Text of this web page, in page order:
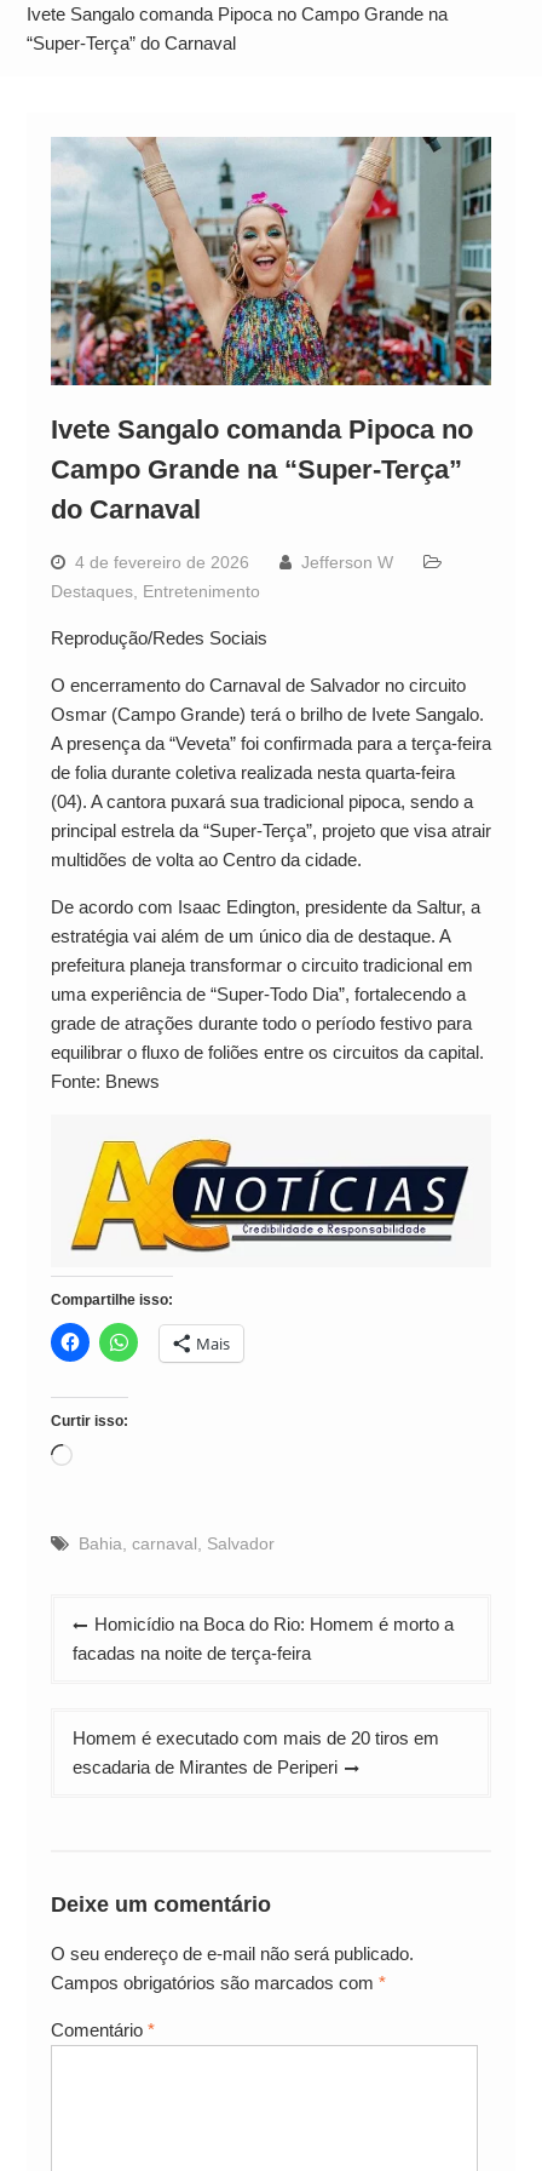
Alto
Ivete Sangalo comanda Pipoca no Campo Grande na
“Super-Terça” do Carnaval
Ivete Sangalo comanda Pipoca no
Campo Grande na “Super-Terça”
do Carnaval
4 de fevereiro de 2026
Jefferson W
Destaques, Entretenimento
Reprodução/Redes Sociais
O encerramento do Carnaval de Salvador no circuito
Osmar (Campo Grande) terá o brilho de Ivete Sangalo.
A presença da “Veveta” foi confirmada para a terça-feira
de folia durante coletiva realizada nesta quarta-feira
(04). A cantora puxará sua tradicional pipoca, sendo a
principal estrela da “Super-Terça”, projeto que visa atrair
multidões de volta ao Centro da cidade.
De acordo com Isaac Edington, presidente da Saltur, a
estratégia vai além de um único dia de destaque. A
prefeitura planeja transformar o circuito tradicional em
uma experiência de “Super-Todo Dia”, fortalecendo a
grade de atrações durante todo o período festivo para
equilibrar o fluxo de foliões entre os circuitos da capital.
Fonte: Bnews
Compartilhe isso:
Mais
Curtir isso:
Carregando...
Bahia carnaval Salvador
Navegação
de
Homicídio na Boca do Rio: Homem é morto a
facadas na noite de terça-feira
Homem é executado com mais de 20 tiros em
escadaria de Mirantes de Periperi
Deixe um comentário
O seu endereço de e-mail não será publicado.
Campos obrigatórios são marcados com *
Comentário *